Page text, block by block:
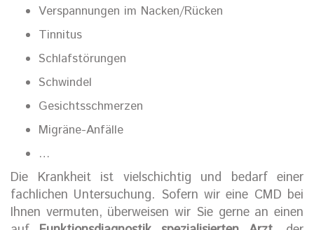
Verspannungen im Nacken/Rücken
Tinnitus
Schlafstörungen
Schwindel
Gesichtsschmerzen
Migräne-Anfälle
…
Die Krankheit ist vielschichtig und bedarf einer
fachlichen Untersuchung. Sofern wir eine CMD bei
Ihnen vermuten, überweisen wir Sie gerne an einen